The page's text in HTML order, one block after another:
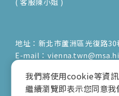
地址：新北市蘆洲區光復路30
E-mail：
( 公休日詳見臉書粉專置頂文 )
我們將使用cookie等資訊
繼續瀏覽即表示您同意我